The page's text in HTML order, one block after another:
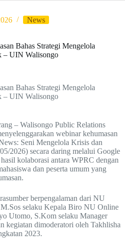
News
Bahas Strategi Mengelola
– UIN Walisongo
Bahas Strategi Mengelola
– UIN Walisongo
– Walisongo Public Relations
webinar kehumasan
Seni Mengelola Krisis dan
2026) secara daring melalui Google
kolaborasi antara WPRC dengan
dan peserta umum yang
berpengalaman dari NU
selaku Kepala Biro NU Online
Utomo, S.Kom selaku Manager
kegiatan dimoderatori oleh Takhlisha
2023.